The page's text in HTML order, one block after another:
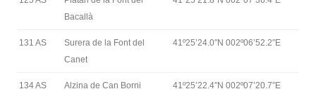
Bacallà
131 AS
Surera de la Font del
Canet
41º25’24.0″N 002º06’52.2″E
134 AS Alzina de Can Borni 41º25’22.4″N 002º07’20.7″E